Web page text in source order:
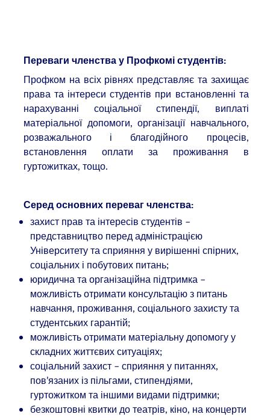
Переваги членства у Профкомістудентів:
Профком на всіх рівнях представляє та захищає
права та інтереси студентів при встановленні та
нарахуванні соціальної стипендії, виплаті
матеріальної допомоги, організації навчального,
розважального і благодійного процесів,
встановлення оплати за проживання в
гуртожитках, тощо.
Серед основних переваг членства:
захист прав та інтересів студентів –
представництво перед адміністрацією
Університету та сприяння у вирішенні спірних,
соціальних і побутових питань;
юридична та організаційна підтримка –
можливість отримати консультацію з питань
навчання, проживання, соціального захисту та
студентських гарантій;
можливість отримати матеріальну допомогу у
складних життєвих ситуаціях;
соціальний захист – сприяння у питаннях,
пов’язаних із пільгами, стипендіями,
гуртожитком та іншими видами підтримки;
безкоштовні квитки до театрів, кіно, на концерти